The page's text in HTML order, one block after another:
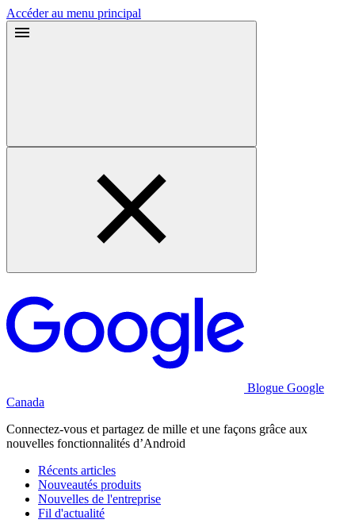
Accéder au menu principal
Blogue Google
Canada
Connectez-vous et partagez de mille et une façons grâce aux
nouvelles fonctionnalités d’Android
Récents articles
Nouveautés produits
Nouvelles de l'entreprise
Fil d'actualité